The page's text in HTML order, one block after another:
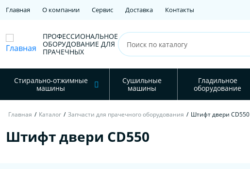
Главная О компании Сервис Доставка Контакты
ПРОФЕССИОНАЛЬНОЕ
ОБОРУДОВАНИЕ ДЛЯ
ПРАЧЕЧНЫХ
Стирально-отжимные
машины
Сушильные
машины
Гладильное
оборудование
Главная / Каталог / Запчасти для прачечного оборудования / Штифт двери CD550
Штифт двери CD550